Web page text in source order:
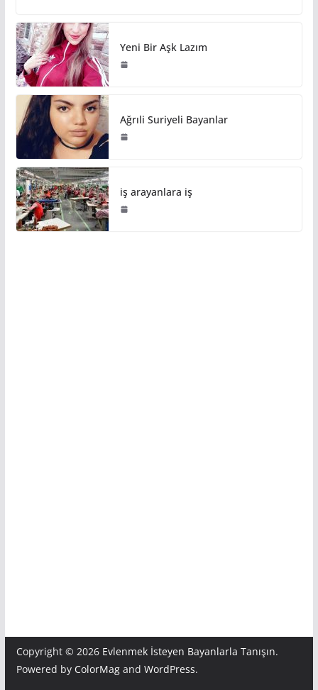
Yeni Bir Aşk Lazım
Ağrıli Suriyeli Bayanlar
iş arayanlara iş
Copyright © 2026 Evlenmek İsteyen Bayanlarla Tanışın.
Powered by ColorMagand WordPress.